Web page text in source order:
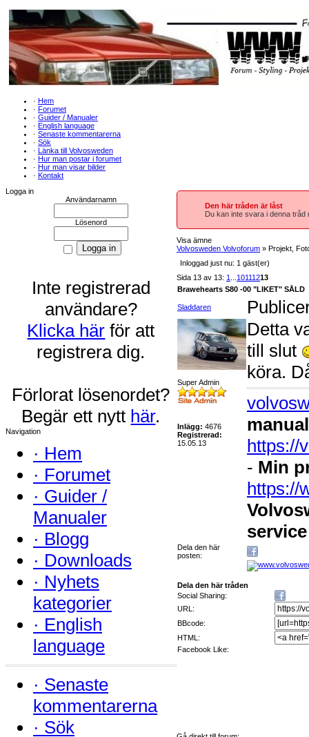
· Hem
· Forumet
· Guider / Manualer
· English language
· Senaste kommentarerna
· Sök
· Länka till Volvosweden
· Hur man postar i forumet
· Hur man visar bilder
· Kontakt
Logga in
Användarnamn
Lösenord
Inte registrerad
användare?
Klicka här för att
registrera dig.
Förlorat lösenordet?
Begär ett nytt här.
Navigation
· Hem
· Forumet
· Guider /
Manualer
· Blogg
· Downloads
· Nyhets
kategorier
· English
language
· Senaste
kommentarerna
· Sök
Den här tråden är låst
Du kan inte svara i denna tråd
Visa ämne
Volvosweden Volvoforum » Projekt,
Inloggad just nu: 1 gäst(er)
Sida 13 av 13: 1 10111213
Brawehearts S80 -00 "LIKET" SÅLD
Sladdaren
Super Admin
Inlägg: 4676
Registrerad:
15.05.13
Detta
till slut
köra.
https://
- Min
https://
Dela den här
posten:
Dela den här tråden
Social Sharing:
URL:
BBcode:
HTML:
Facebook Like: